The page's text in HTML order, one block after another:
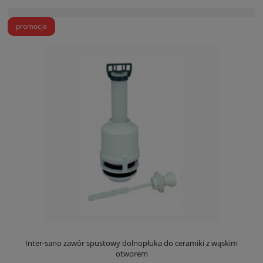
Inter-sano zawór spustowy dolnopłuka do ceramiki z wąskim
otworem
promocja